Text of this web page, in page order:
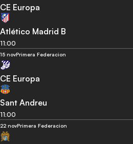
CE Europa
Atlético Madrid B
11:00
15 novPrimera Federacion
CE Europa
Sant Andreu
11:00
22 novPrimera Federacion